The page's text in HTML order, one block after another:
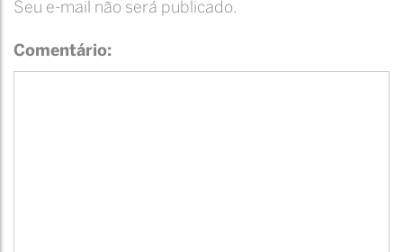
Seu e-mail não será publicado.
Comentário: